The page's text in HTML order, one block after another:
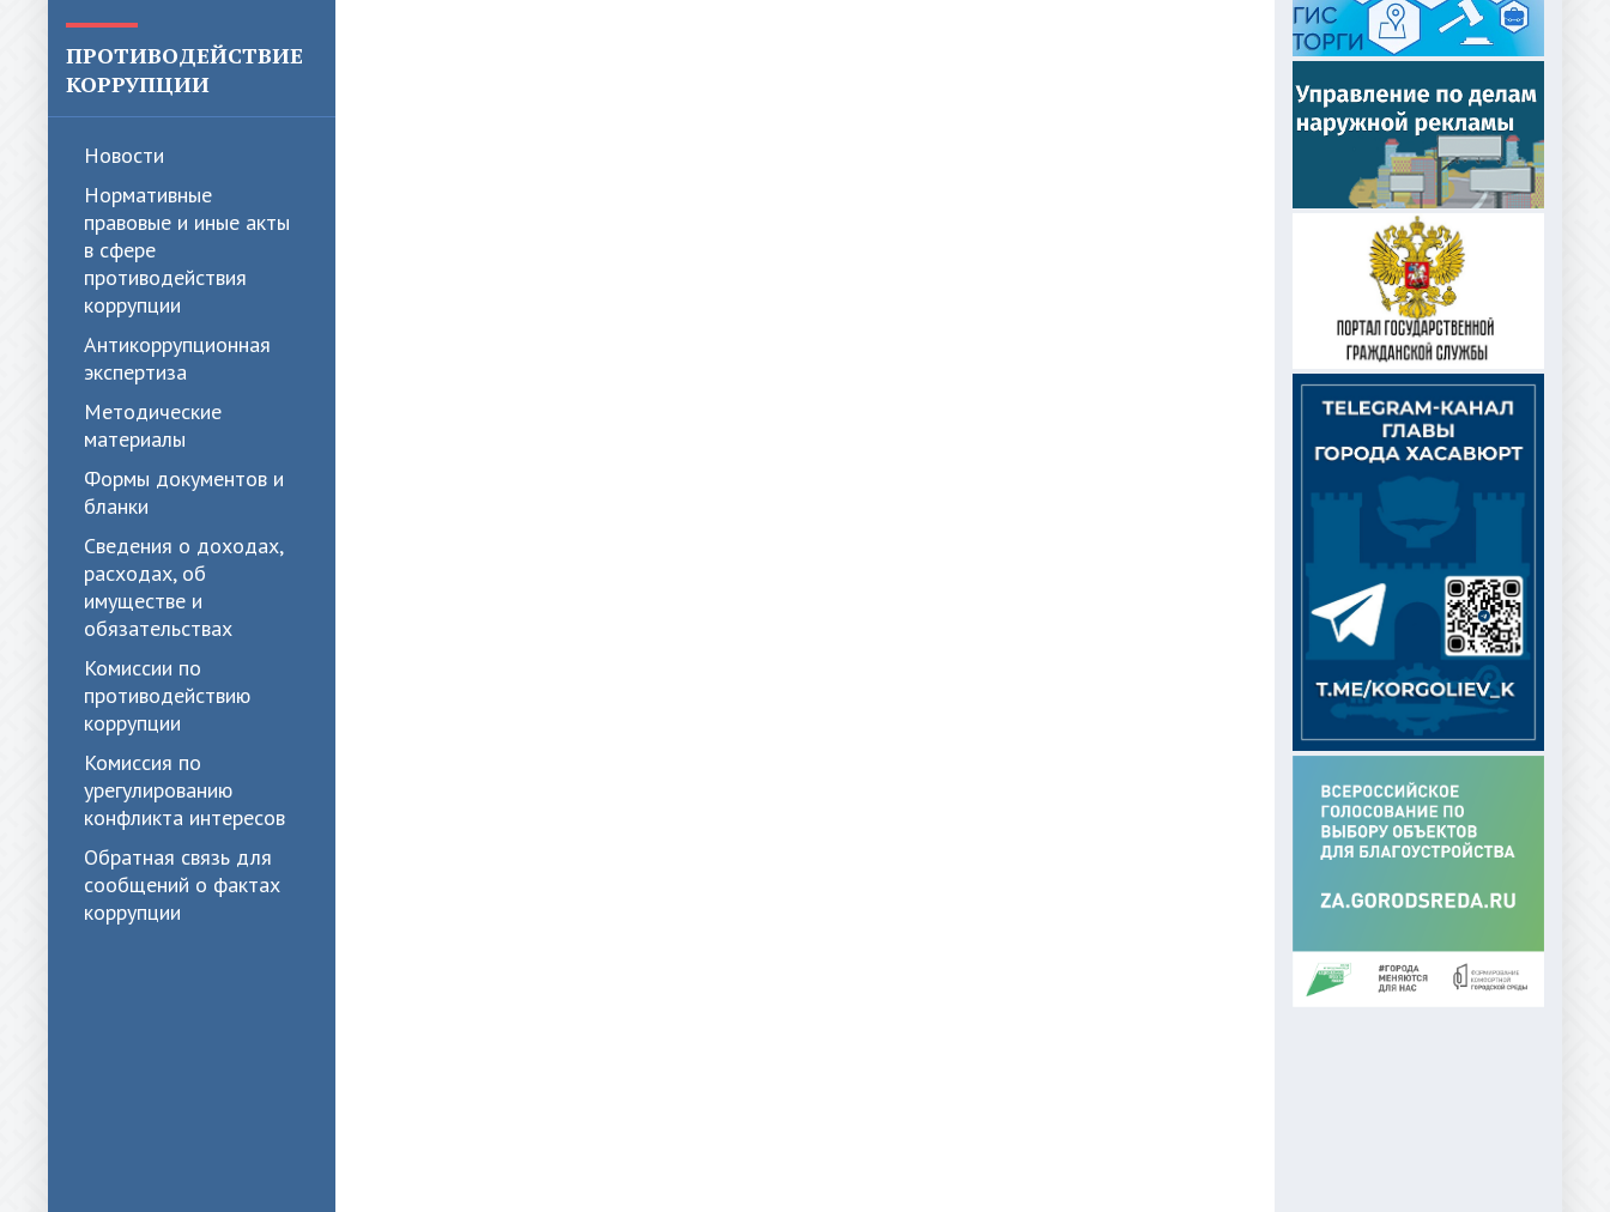
ПРОТИВОДЕЙСТВИЕ
КОРРУПЦИИ
Новости
Нормативные
правовые и иные акты
в сфере
противодействия
коррупции
Антикоррупционная
экспертиза
Методические
материалы
Формы документов и
бланки
Сведения о доходах,
расходах, об
имуществе и
обязательствах
Комиссии по
противодействию
коррупции
Комиссия по
урегулированию
конфликта интересов
Обратная связь для
сообщений о фактах
коррупции